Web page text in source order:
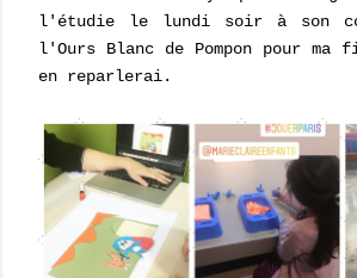
l'étudie le lundi soir à son
l'Ours Blanc de Pompon pour
en reparlerai.